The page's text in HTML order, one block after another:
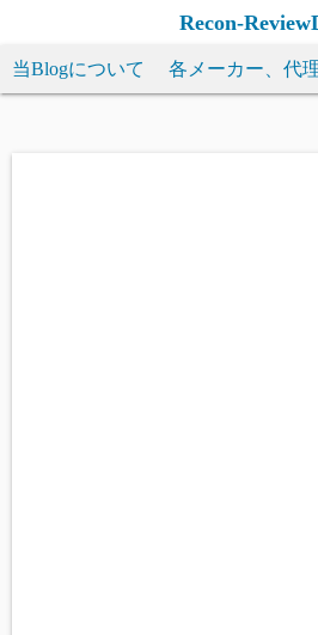
テ
Recon-
当Blogについて 各メーカー、代